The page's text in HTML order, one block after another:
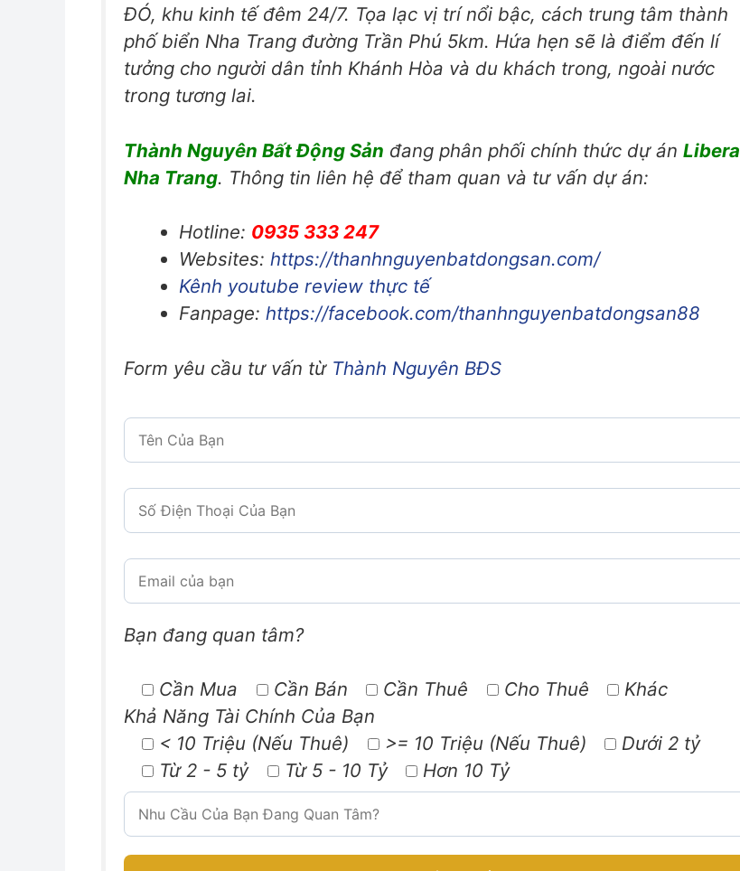
ĐÓ, khu kinh tế đêm 24/7. Tọa lạc vị trí nổi bậc, cách trung tâm thành
phố biển Nha Trang đường Trần Phú 5km. Hứa hẹn sẽ là điểm đến lí
tưởng cho người dân tỉnh Khánh Hòa và du khách trong, ngoài nước
trong tương lai.
Thành Nguyên Bất Động Sản đang phân phối chính thức dự án Libera
Nha Trang. Thông tin liên hệ để tham quan và tư vấn dự án:
Hotline: 0935 333 247
Websites:https://thanhnguyenbatdongsan.com/
Kênh youtube review thực tế
Fanpage:https://facebook.com/thanhnguyenbatdongsan88
Form yêu cầu tư vấn từ Thành Nguyên BĐS
Bạn đang quan tâm?
Cần Mua Cần Bán Cần Thuê Cho Thuê
Khác
Khả Năng Tài Chính Của Bạn
< 10 Triệu (Nếu Thuê)
>= 10 Triệu (Nếu Thuê)
Dưới 2 tỷ
Từ 2 - 5 tỷ
Từ 5 - 10 Tỷ Hơn 10 Tỷ